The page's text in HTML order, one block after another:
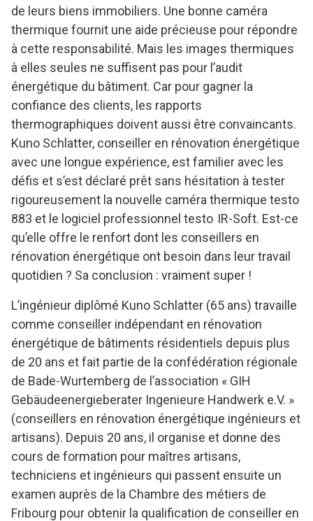
de leurs biens immobiliers. Une bonne caméra
thermique fournit une aide précieuse pour répondre
à cette responsabilité. Mais les images thermiques
à elles seules ne suffisent pas pour l’audit
énergétique du bâtiment. Car pour gagner la
confiance des clients, les rapports
thermographiques doivent aussi être convaincants.
Kuno Schlatter, conseiller en rénovation énergétique
avec une longue expérience, est familier avec les
défis et s’est déclaré prêt sans hésitation à tester
rigoureusement la nouvelle caméra thermique testo
883 et le logiciel professionnel testo IR-Soft. Est-ce
qu’elle offre le renfort dont les conseillers en
rénovation énergétique ont besoin dans leur travail
quotidien ? Sa conclusion : vraiment super !
L’ingénieur diplômé Kuno Schlatter (65 ans) travaille
comme conseiller indépendant en rénovation
énergétique de bâtiments résidentiels depuis plus
de 20 ans et fait partie de la confédération régionale
de Bade-Wurtemberg de l’association « GIH
Gebäudeenergieberater Ingenieure Handwerk e.V. »
(conseillers en rénovation énergétique ingénieurs et
artisans). Depuis 20 ans, il organise et donne des
cours de formation pour maîtres artisans,
techniciens et ingénieurs qui passent ensuite un
examen auprès de la Chambre des métiers de
Fribourg pour obtenir la qualification de conseiller en